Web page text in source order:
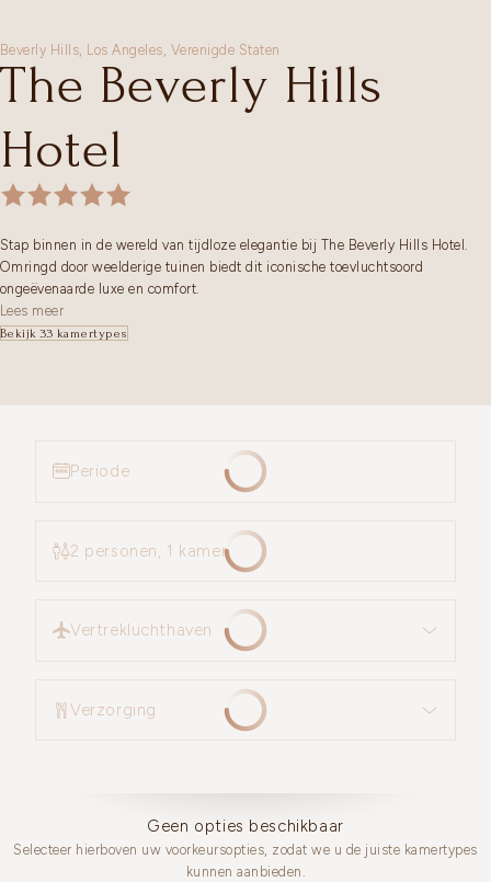
Beverly Hills, Los Angeles, Verenigde Staten
The Beverly Hills
Hotel
Stap binnen in de wereld van tijdloze elegantie bij The Beverly Hills Hotel.
Omringd door weelderige tuinen biedt dit iconische toevluchtsoord
ongeëvenaarde luxe en comfort.
Lees meer
Bekijk 33 kamertypes
Periode
2 personen, 1 kamer
Vertrekluchthaven
Verzorging
Geen opties beschikbaar
Selecteer hierboven uw voorkeursopties, zodat we u de juiste kamertypes
kunnen aanbieden.